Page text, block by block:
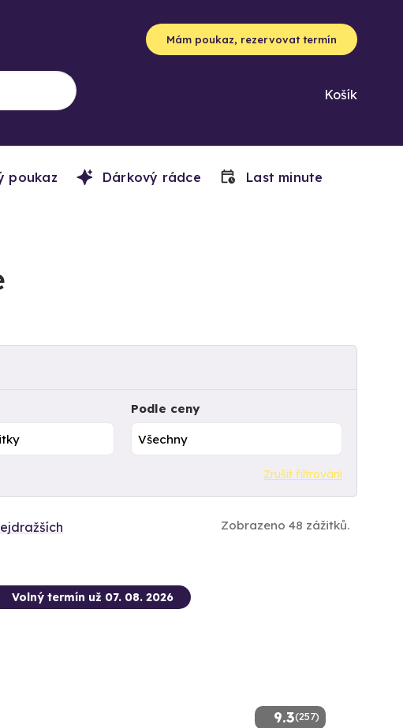
Mám poukaz, rezervovat termín
Košík
poukaz Dárkový rádce Last minute
Podle ceny
Zrušit filtrování
Zobrazeno 48 zážitků.
9.3(257)
Volný termín už 07. 08. 2026